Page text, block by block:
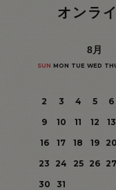
オンラ
8月
SUN MON TUE WED
2
3 4 5 6
9
10 11 12 13
16
17 18 19 20
23
24 25 26 27
30
31